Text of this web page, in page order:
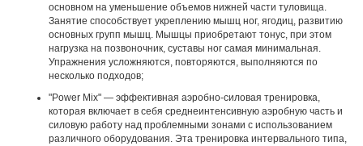
основном на уменьшение объемов нижней части туловища.
Занятие способствует укреплению мышц ног, ягодиц, развитию
основных групп мышц. Мышцы приобретают тонус, при этом
нагрузка на позвоночник, суставы ног самая минимальная.
Упражнения усложняются, повторяются, выполняются по
несколько подходов;
"Power Mix" — эффективная аэробно-силовая тренировка,
которая включает в себя среднеинтенсивную аэробную часть и
силовую работу над проблемными зонами с использованием
различного оборудования. Эта тренировка интервального типа,